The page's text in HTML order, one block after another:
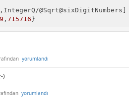
@Sqrt@sixDigitNumbers]
, 715716 }
yorumlandı
)
yorumlandı